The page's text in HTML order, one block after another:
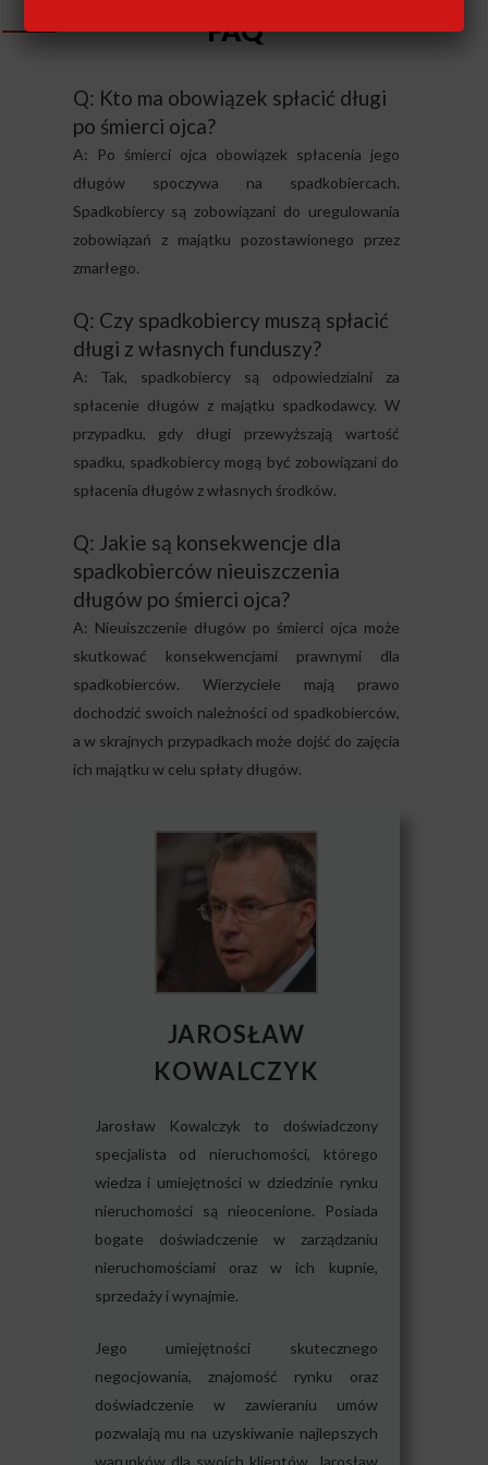
FAQ
Q: Kto ma obowiązek spłacić długi
po śmierci ojca?
A: Po śmierci ojca obowiązek spłacenia jego
długów spoczywa na spadkobiercach.
Spadkobiercy są zobowiązani do uregulowania
zobowiązań z majątku pozostawionego przez
zmarłego.
Q: Czy spadkobiercy muszą spłacić
długi z własnych funduszy?
A: Tak, spadkobiercy są odpowiedzialni za
spłacenie długów z majątku spadkodawcy. W
przypadku, gdy długi przewyższają wartość
spadku, spadkobiercy mogą być zobowiązani do
spłacenia długów z własnych środków.
Q: Jakie są konsekwencje dla
spadkobierców nieuiszczenia
długów po śmierci ojca?
A: Nieuiszczenie długów po śmierci ojca może
skutkować konsekwencjami prawnymi dla
spadkobierców. Wierzyciele mają prawo
dochodzić swoich należności od spadkobierców,
a w skrajnych przypadkach może dojść do zajęcia
ich majątku w celu spłaty długów.
JAROSŁAW
KOWALCZYK
Jarosław Kowalczyk to doświadczony
specjalista od nieruchomości, którego
wiedza i umiejętności w dziedzinie rynku
nieruchomości są nieocenione. Posiada
bogate doświadczenie w zarządzaniu
nieruchomościami oraz w ich kupnie,
sprzedaży i wynajmie.
Jego umiejętności skutecznego
negocjowania, znajomość rynku oraz
doświadczenie w zawieraniu umów
pozwalają mu na uzyskiwanie najlepszych